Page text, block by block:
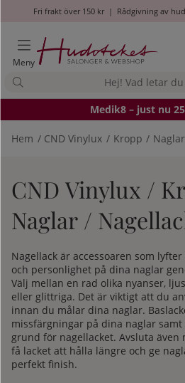
Fri frakt över 150 kr| Rådgivning av
Meny
Medik8 – just nu
Hem CND Vinylux Kropp Naglar
CND Vinylux /
Naglar /
Nagellack är accessoaren som
och personlighet på dina naglar
Välj mellan en rad olika nyanser,
eller glittriga. Det är viktigt att du
innan du målar dina naglar.
missfärgningar på dina naglar
grund för nagellacket. Avsluta
få lacket att hålla längre och ge
perfekt finish.